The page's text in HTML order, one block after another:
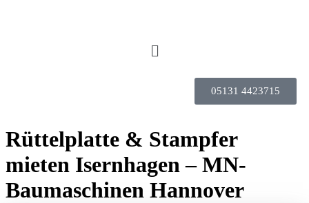
05131 4423715
Rüttelplatte & Stampfer
mieten Isernhagen – MN-
Baumaschinen Hannover